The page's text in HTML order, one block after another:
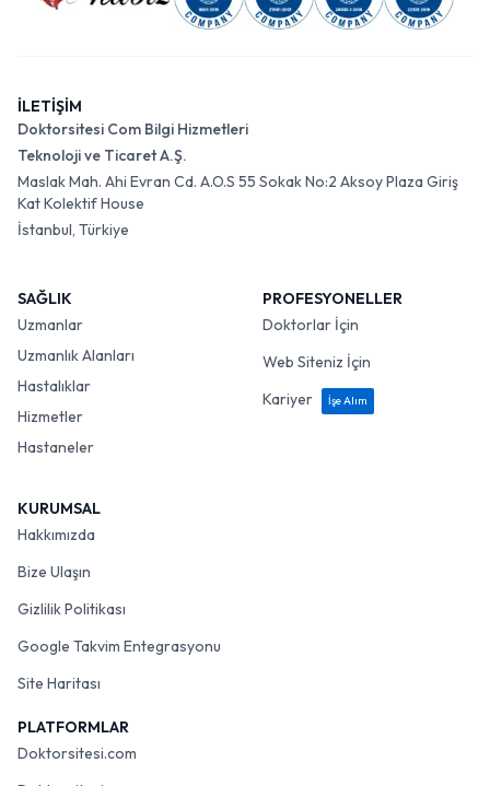
İLETİŞİM
Doktorsitesi Com Bilgi Hizmetleri
Teknoloji ve Ticaret A.Ş.
Maslak Mah. Ahi Evran Cd. A.O.S 55 Sokak No:2 Aksoy Plaza Giriş
Kat Kolektif House
İstanbul, Türkiye
SAĞLIK
Uzmanlar
Uzmanlık Alanları
Hastalıklar
Hizmetler
Hastaneler
PROFESYONELLER
Doktorlar İçin
Web Siteniz İçin
Kariyer
İşe Alım
KURUMSAL
Hakkımızda
Bize Ulaşın
Gizlilik Politikası
Google Takvim Entegrasyonu
Site Haritası
PLATFORMLAR
Doktorsitesi.com